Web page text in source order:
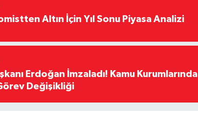
Altın İçin Yıl Sonu Piyasa Analizi
Erdoğan İmzaladı! Kamu Kurumlarında
Değişikliği